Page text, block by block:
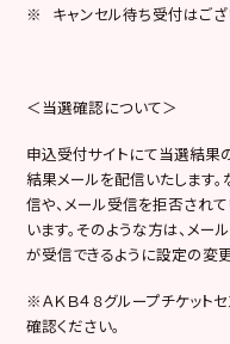
※ キャンセル待ち受付はござ
＜当選確認について＞
申込受付サイトにて当選結果
結果メールを配信いたします
信や、メール受信を拒否され
います。そのような方は、メ
が受信できるように設定の変
※ＡＫＢ４８グループチケット
確認ください。